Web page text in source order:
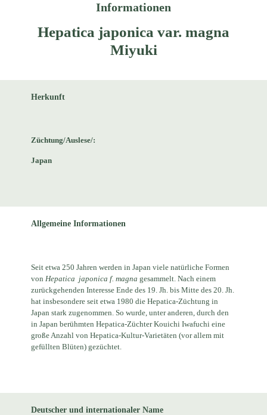
Informationen
Hepatica japonica var. magna
Miyuki
Herkunft
Züchtung/Auslese/:
Japan
Allgemeine Informationen
Seit etwa 250 Jahren werden in Japan viele natürliche Formen
von Hepatica japonica f. magnagesammelt. Nach einem
zurückgehenden Interesse Ende des 19. Jh. bis Mitte des 20. Jh.
hat insbesondere seit etwa 1980 die Hepatica-Züchtung in
Japan stark zugenommen. So wurde, unter anderen, durch den
in Japan berühmten Hepatica-Züchter Kouichi Iwafuchi eine
große Anzahl von Hepatica-Kultur-Varietäten (vor allem mit
gefüllten Blüten) gezüchtet.
Deutscher und internationaler Name